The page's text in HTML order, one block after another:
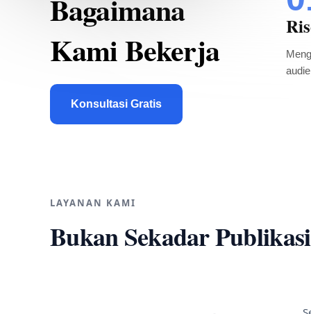
Bagaimana
Kami Bekerja
Konsultasi Gratis
LAYANAN KAMI
Bukan Sekadar